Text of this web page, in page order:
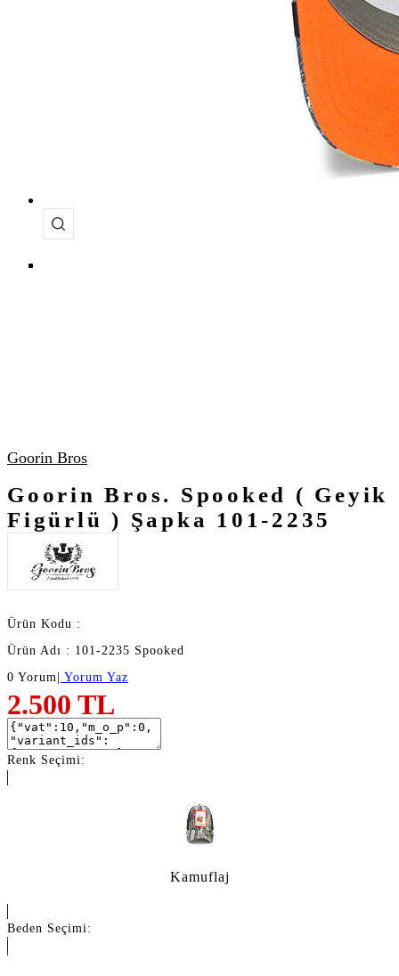
Goorin Bros
Goorin Bros. Spooked ( Geyik
Figürlü ) Şapka 101-2235
Ürün Kodu :
Ürün Adı : 101-2235 Spooked
0 Yorum | Yorum Yaz
2.500 TL
Renk Seçimi:
Kamuflaj
Beden Seçimi: